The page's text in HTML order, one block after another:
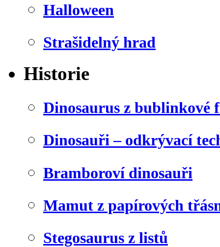
Halloween
Strašidelný hrad
Historie
Dinosaurus z bublinkové
Dinosauři – odkrývací
Bramboroví dinosauři
Mamut z papírových
Stegosaurus z listů